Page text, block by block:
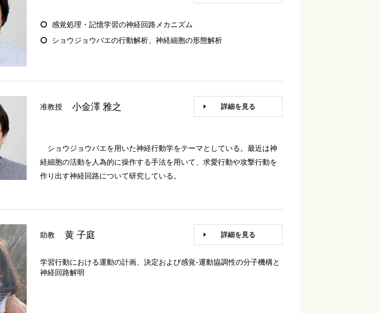
感覚処理・記憶学習の神経回路メカニズム
ショウジョウバエの行動解析、神経細胞の形態解析
准教授 小金澤 雅之 詳細を見る
ショウジョウバエを用いた神経行動学をテーマとしている。最近は神
経細胞の活動を人為的に操作する手法を用いて、求愛行動や攻撃行動を
作り出す神経回路について研究している。
助教 黄 子庭 詳細を見る
学習行動における運動の計画、決定および感覚-運動協調性の分子機構と
神経回路解明